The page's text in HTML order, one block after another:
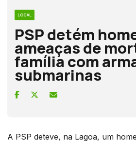
LOCAL
PSP detém
ameaças de
família com
submarinas
A PSP deteve, na Lagoa, um